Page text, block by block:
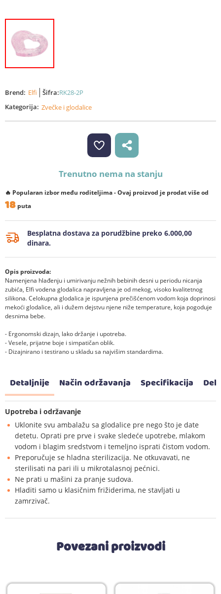
Brend: Elfi Šifra:RK28-2P
Kategorija: Zvečke i glodalice
Trenutno nema na stanju
🔥 Popularan izbor među roditeljima - Ovaj proizvod je prodat više od
18 puta
Besplatna dostava za porudžbine preko 6.000,00
dinara.
Opis proizvoda:
Namenjena hlađenju i umirivanju nežnih bebinih desni u periodu nicanja
zubića, Elfi vodena glodalica napravljena je od mekog, visoko kvalitetnog
silikona. Celokupna glodalica je ispunjena prečišćenom vodom koja doprinosi
mekoći glodalice, ali i dužem dejstvu njene niže temperature, koja pogoduje
desnima bebe.
- Ergonomski dizajn, lako držanje i upotreba.
- Vesele, prijatne boje i simpatičan oblik.
- Dizajnirano i testirano u skladu sa najvišim standardima.
Detaljnije Način održavanja Specifikacija
Upotreba i održavanje
Uklonite svu ambalažu sa glodalice pre nego što je date
detetu. Oprati pre prve i svake sledeće upotrebe, mlakom
vodom i blagim sredstvom i temeljno isprati čistom vodom.
Preporučuje se hladna sterilizacija. Ne otkuvavati, ne
sterilisati na pari ili u mikrotalasnoj pećnici.
Ne prati u mašini za pranje sudova.
Hladiti samo u klasičnim frižiderima, ne stavljati u
zamrzivač.
Povezani proizvodi